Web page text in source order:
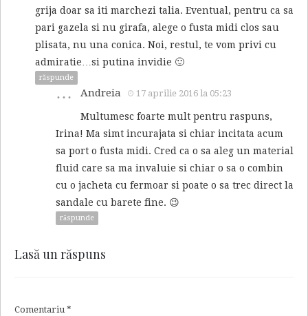
grija doar sa iti marchezi talia. Eventual, pentru ca sa
pari gazela si nu girafa, alege o fusta midi clos sau
plisata, nu una conica. Noi, restul, te vom privi cu
admiratie…si putina invidie 🙂
răspunde
… Andreia 17 aprilie 2016 la 05:23
Multumesc foarte mult pentru raspuns,
Irina! Ma simt incurajata si chiar incitata acum
sa port o fusta midi. Cred ca o sa aleg un material
fluid care sa ma invaluie si chiar o sa o combin
cu o jacheta cu fermoar si poate o sa trec direct la
sandale cu barete fine. 😉
răspunde
Lasă un răspuns
Comentariu *